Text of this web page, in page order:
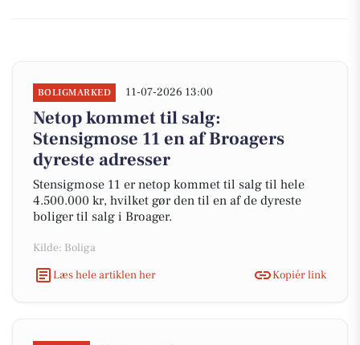
BOLIGMARKED 11-07-2026 13:00
Netop kommet til salg:
Stensigmose 11 en af Broagers
dyreste adresser
Stensigmose 11 er netop kommet til salg til hele
4.500.000 kr, hvilket gør den til en af de dyreste
boliger til salg i Broager.
Kilde: Boliga
Læs hele artiklen her
Kopiér link